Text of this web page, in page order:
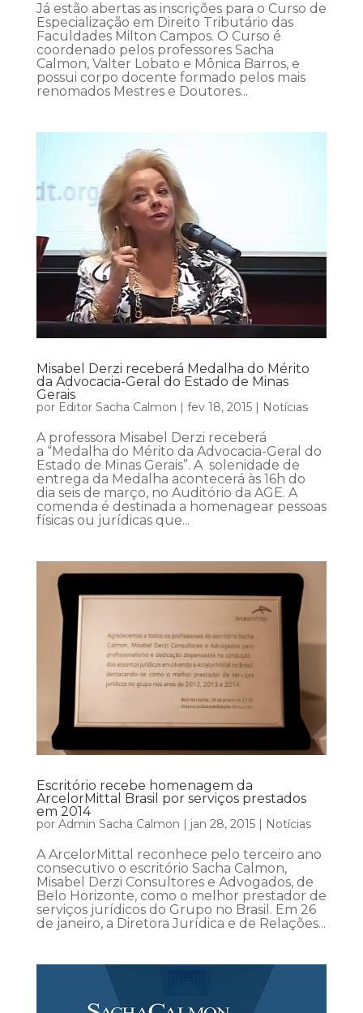
Já estão abertas as inscrições para o Curso de
Especialização em Direito Tributário das
Faculdades Milton Campos. O Curso é
coordenado pelos professores Sacha
Calmon, Valter Lobato e Mônica Barros, e
possui corpo docente formado pelos mais
renomados Mestres e Doutores...
Misabel Derzi receberá Medalha do Mérito
da Advocacia-Geral do Estado de Minas
Gerais
por Editor Sacha Calmon | fev 18, 2015| Notícias
A professora Misabel Derzi receberá
a “Medalha do Mérito da Advocacia-Geral do
Estado de Minas Gerais”. A solenidade de
entrega da Medalha acontecerá às 16h do
dia seis de março, no Auditório da AGE. A
comenda é destinada a homenagear pessoas
físicas ou jurídicas que...
Escritório recebe homenagem da
ArcelorMittal Brasil por serviços prestados
em 2014
por Admin Sacha Calmon | jan 28, 2015| Notícias
A ArcelorMittal reconhece pelo terceiro ano
consecutivo o escritório Sacha Calmon,
Misabel Derzi Consultores e Advogados, de
Belo Horizonte, como o melhor prestador de
serviços jurídicos do Grupo no Brasil. Em 26
de janeiro, a Diretora Jurídica e de Relações...